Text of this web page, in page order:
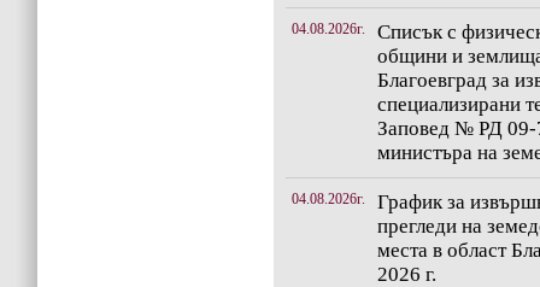
04.08.2026г.
Списък с
общини и
Благоевград за
специализирани
Заповед № РД 09-
министъра на
04.08.2026г.
График за
прегледи на
места в област
2026 г.